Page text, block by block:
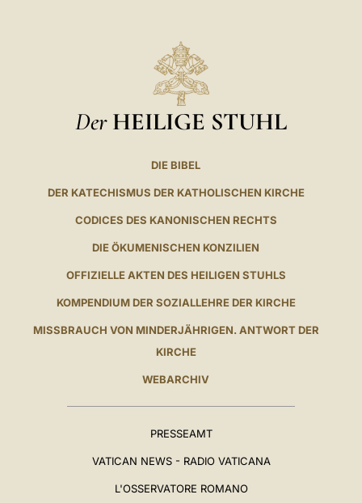
Der HEILIGE STUHL
DIE BIBEL
DER KATECHISMUS DER KATHOLISCHEN KIRCHE
CODICES DES KANONISCHEN RECHTS
DIE ÖKUMENISCHEN KONZILIEN
OFFIZIELLE AKTEN DES HEILIGEN STUHLS
KOMPENDIUM DER SOZIALLEHRE DER KIRCHE
MISSBRAUCH VON MINDERJÄHRIGEN. ANTWORT DER
KIRCHE
WEBARCHIV
PRESSEAMT
VATICAN NEWS - RADIO VATICANA
L'OSSERVATORE ROMANO